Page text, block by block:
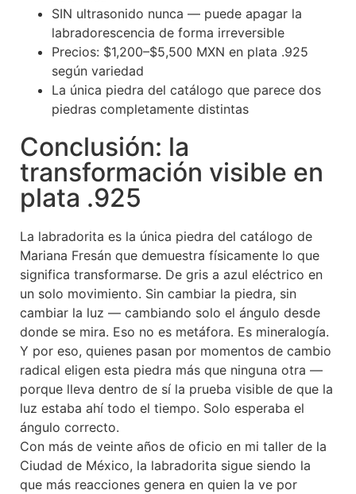
SIN ultrasonido nunca — puede apagar la
labradorescencia de forma irreversible
Precios: $1,200–$5,500 MXN en plata .925
según variedad
La única piedra del catálogo que parece dos
piedras completamente distintas
Conclusión: la
transformación visible en
plata .925
La labradorita es la única piedra del catálogo de
Mariana Fresán que demuestra físicamente lo que
significa transformarse. De gris a azul eléctrico en
un solo movimiento. Sin cambiar la piedra, sin
cambiar la luz — cambiando solo el ángulo desde
donde se mira. Eso no es metáfora. Es mineralogía.
Y por eso, quienes pasan por momentos de cambio
radical eligen esta piedra más que ninguna otra —
porque lleva dentro de sí la prueba visible de que la
luz estaba ahí todo el tiempo. Solo esperaba el
ángulo correcto.
Con más de veinte años de oficio en mi taller de la
Ciudad de México, la labradorita sigue siendo la
que más reacciones genera en quien la ve por